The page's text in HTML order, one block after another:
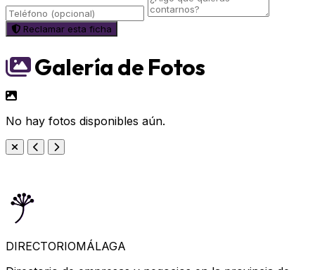
Reclamar esta ficha
Galería de Fotos
No hay fotos disponibles aún.
DIRECTORIOMÁLAGA